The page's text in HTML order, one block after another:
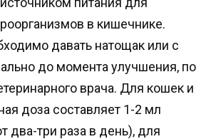
в кишечнике.
давать натощак или с
до момента улучшения, по
врача. Для кошек и
доза составляет 1-2 мл
два-три раза в день), для